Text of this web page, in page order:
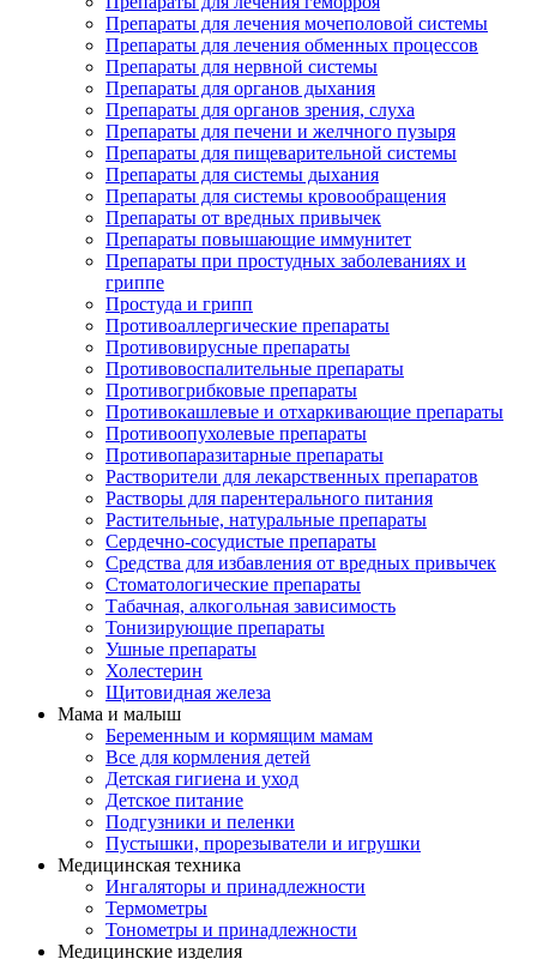
Препараты для лечения мочеполовой системы
Препараты для лечения обменных процессов
Препараты для нервной системы
Препараты для органов дыхания
Препараты для органов зрения, слуха
Препараты для печени и желчного пузыря
Препараты для пищеварительной системы
Препараты для системы дыхания
Препараты для системы кровообращения
Препараты от вредных привычек
Препараты повышающие иммунитет
Препараты при простудных заболеваниях и
гриппе
Простуда и грипп
Противоаллергические препараты
Противовирусные препараты
Противовоспалительные препараты
Противогрибковые препараты
Противокашлевые и отхаркивающие препараты
Противоопухолевые препараты
Противопаразитарные препараты
Растворители для лекарственных препаратов
Растворы для парентерального питания
Растительные, натуральные препараты
Сердечно-сосудистые препараты
Средства для избавления от вредных привычек
Стоматологические препараты
Табачная, алкогольная зависимость
Тонизирующие препараты
Ушные препараты
Холестерин
Щитовидная железа
Мама и малыш
Беременным и кормящим мамам
Все для кормления детей
Детская гигиена и уход
Детское питание
Подгузники и пеленки
Пустышки, прорезыватели и игрушки
Медицинская техника
Ингаляторы и принадлежности
Термометры
Тонометры и принадлежности
Медицинские изделия